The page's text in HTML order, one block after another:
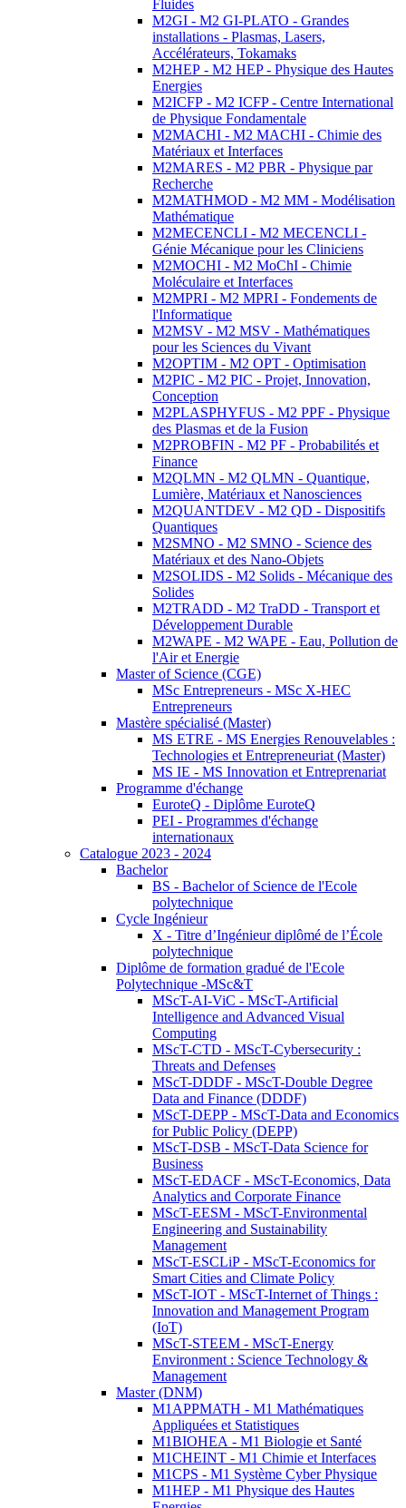
Fluides
M2GI - M2 GI-PLATO - Grandes
installations - Plasmas, Lasers,
Accélérateurs, Tokamaks
M2HEP - M2 HEP - Physique des Hautes
Energies
M2ICFP - M2 ICFP - Centre International
de Physique Fondamentale
M2MACHI - M2 MACHI - Chimie des
Matériaux et Interfaces
M2MARES - M2 PBR - Physique par
Recherche
M2MATHMOD - M2 MM - Modélisation
Mathématique
M2MECENCLI - M2 MECENCLI -
Génie Mécanique pour les Cliniciens
M2MOCHI - M2 MoChI - Chimie
Moléculaire et Interfaces
M2MPRI - M2 MPRI - Fondements de
l'Informatique
M2MSV - M2 MSV - Mathématiques
pour les Sciences du Vivant
M2OPTIM - M2 OPT - Optimisation
M2PIC - M2 PIC - Projet, Innovation,
Conception
M2PLASPHYFUS - M2 PPF - Physique
des Plasmas et de la Fusion
M2PROBFIN - M2 PF - Probabilités et
Finance
M2QLMN - M2 QLMN - Quantique,
Lumière, Matériaux et Nanosciences
M2QUANTDEV - M2 QD - Dispositifs
Quantiques
M2SMNO - M2 SMNO - Science des
Matériaux et des Nano-Objets
M2SOLIDS - M2 Solids - Mécanique des
Solides
M2TRADD - M2 TraDD - Transport et
Développement Durable
M2WAPE - M2 WAPE - Eau, Pollution de
l'Air et Energie
Master of Science (CGE)
MSc Entrepreneurs - MSc X-HEC
Entrepreneurs
Mastère spécialisé (Master)
MS ETRE - MS Energies Renouvelables :
Technologies et Entrepreneuriat (Master)
MS IE - MS Innovation et Entreprenariat
Programme d'échange
EuroteQ - Diplôme EuroteQ
PEI - Programmes d'échange
internationaux
Catalogue 2023 - 2024
Bachelor
BS - Bachelor of Science de l'Ecole
polytechnique
Cycle Ingénieur
X - Titre d’Ingénieur diplômé de l’École
polytechnique
Diplôme de formation gradué de l'Ecole
Polytechnique -MSc&T
MScT-AI-ViC - MScT-Artificial
Intelligence and Advanced Visual
Computing
MScT-CTD - MScT-Cybersecurity :
Threats and Defenses
MScT-DDDF - MScT-Double Degree
Data and Finance (DDDF)
MScT-DEPP - MScT-Data and Economics
for Public Policy (DEPP)
MScT-DSB - MScT-Data Science for
Business
MScT-EDACF - MScT-Economics, Data
Analytics and Corporate Finance
MScT-EESM - MScT-Environmental
Engineering and Sustainability
Management
MScT-ESCLiP - MScT-Economics for
Smart Cities and Climate Policy
MScT-IOT - MScT-Internet of Things :
Innovation and Management Program
(IoT)
MScT-STEEM - MScT-Energy
Environment : Science Technology &
Management
Master (DNM)
M1APPMATH - M1 Mathématiques
Appliquées et Statistiques
M1BIOHEA - M1 Biologie et Santé
M1CHEINT - M1 Chimie et Interfaces
M1CPS - M1 Système Cyber Physique
M1HEP - M1 Physique des Hautes